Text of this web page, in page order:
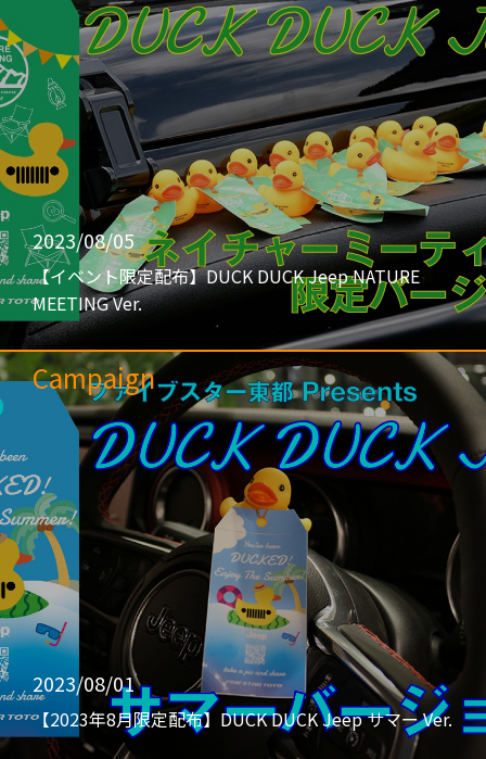
2023/08/05
【イベント限定配布】DUCK DUCK Jeep NATURE
MEETING Ver.
Campaign
2023/08/01
【2023年8月限定配布】DUCK DUCK Jeep サマー Ver.